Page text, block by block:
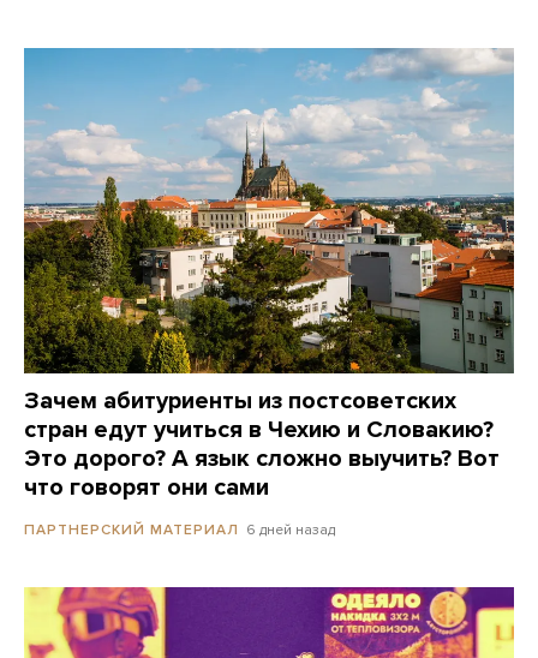
Зачем абитуриенты из постсоветских
стран едут учиться в Чехию и Словакию?
Это дорого? А язык сложно выучить? Вот
что говорят они сами
ПАРТНЕРСКИЙ МАТЕРИАЛ 6 дней назад